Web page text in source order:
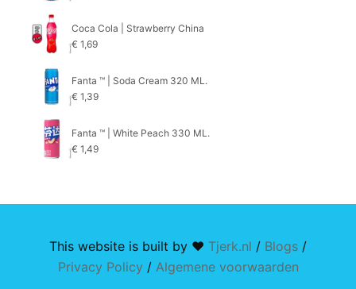
Coca Cola | Strawberry China
€ 1,69
Fanta ™ | Soda Cream 320 ML.
€ 1,39
Fanta ™ | White Peach 330 ML.
€ 1,49
This website is built by ♥ Tjerk.nl / Blogs /
Privacy Policy / Algemene voorwaarden